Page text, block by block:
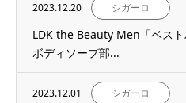
2023.12.20 シガーロ
LDK the Beauty Men「ベスト
ボディソープ部...
2023.12.01 シガーロ